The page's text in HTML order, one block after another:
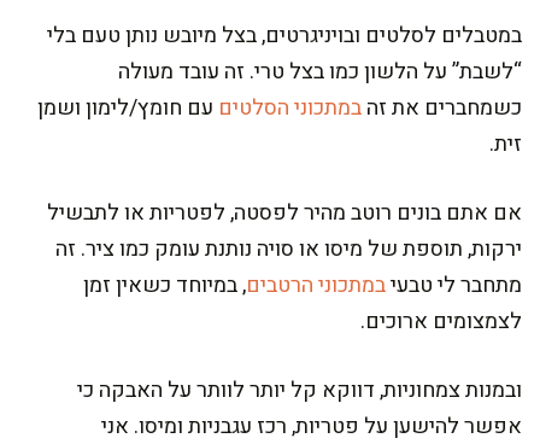
במטבלים לסלטים ובויניגרטים, בצל מיובש נותן טעם בלי
“לשבת” על הלשון כמו בצל טרי. זה עובד מעולה
כשמחברים את זהבמתכוני הסלטים עם חומץ/לימון ושמן
זית.
אם אתם בונים רוטב מהיר לפסטה, לפטריות או לתבשיל
ירקות, תוספת של מיסו או סויה נותנת עומק כמו ציר. זה
מתחבר לי טבעיבמתכוני הרטבים, במיוחד כשאין זמן
לצמצומים ארוכים.
ובמנות צמחוניות, דווקא קל יותר לוותר על האבקה כי
אפשר להישען על פטריות, רכז עגבניות ומיסו. אני